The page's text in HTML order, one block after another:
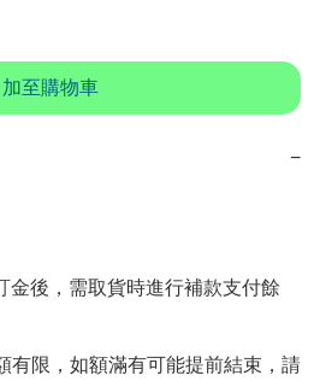
加至購物車
−
後，需取貨時進行補款支付餘
有限，如額滿有可能提前結束，請